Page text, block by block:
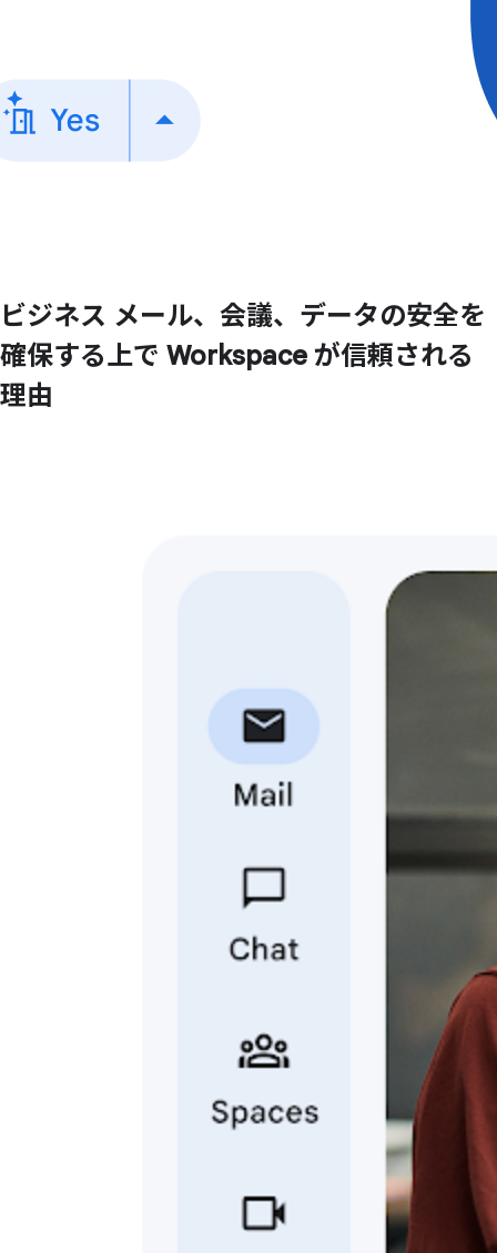
ビジネス メール、 会議、 データの安全を
確保する上で Workspace が信頼される
理由